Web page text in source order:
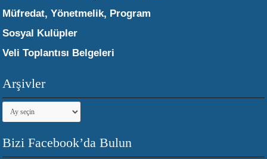
Müfredat, Yönetmelik, Program
Sosyal Kulüpler
Veli Toplantısı Belgeleri
Arşivler
Arşivler
Bizi Facebook’da Bulun